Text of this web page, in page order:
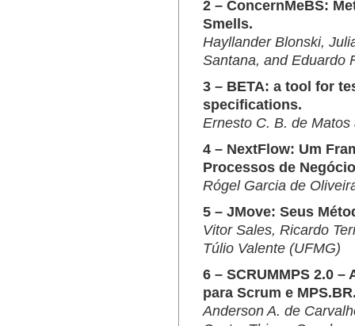
2 – ConcernMeBS:
Smells.
Hayllander Blonski,
Santana, and Eduardo
3 – BETA: a tool for
specifications.
Ernesto C. B. de
4 – NextFlow: Um
Processos de
Rógel Garcia de
5 – JMove: Seus
Vitor Sales, Ricardo
Túlio Valente (UFMG)
6 – SCRUMMPS 2.0
para Scrum e
Anderson A. de